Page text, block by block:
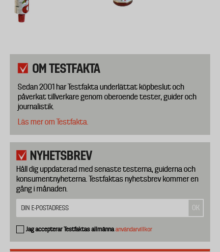
OM TESTFAKTA
Sedan 2001 har Testfakta underlättat köpbeslut och
påverkat tillverkare genom oberoende tester, guider och
journalistik.
Läs mer om Testfakta.
NYHETSBREV
Håll dig uppdaterad med senaste testerna, guiderna och
konsumentnyheterna. Testfaktas nyhetsbrev kommer en
gång i månaden.
Jag accepterar Testfaktas allmännaanvändarvillkor